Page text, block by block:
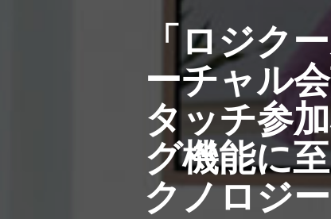
「ロジク
ーチャル
タッチ参
グ機能に
クノロジ